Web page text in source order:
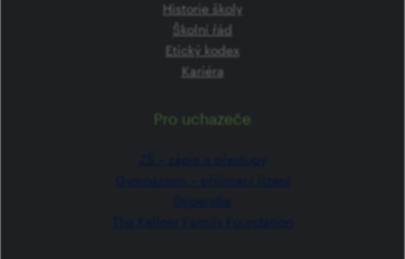
Historie školy
Školní řád
Etický kodex
Kariéra
Pro uchazeče